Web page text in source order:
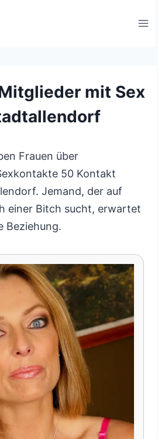
mit Sex
Frauen über
50 Kontakt
Jemand, der auf
einer Bitch sucht, erwartet
Beziehung.